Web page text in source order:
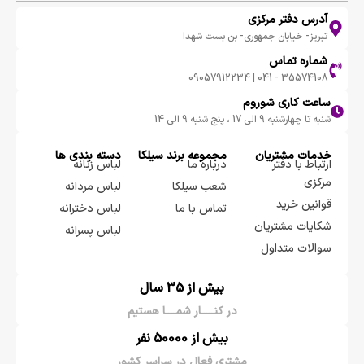
آدرس دفتر مرکزی
تبریز- خیابان جمهوری- بن بست شهدا
شماره تماس
35574108 - 041 | 09057912234
ساعت کاری شوروم
شنبه تا چهارشنبه 9 الی 17 ، پنج شنبه 9 الی 14
خدمات مشتریان
ارتباط با دفتر
مرکزی
قوانین خرید
شکایات مشتریان
سوالات متداول
مجموعه برند سيلكا
درباره ما
شعب سیلکا
تماس با ما
دسته بندی ها
لباس زنانه
لباس مردانه
لباس دخترانه
لباس پسرانه
بیش از 35 سال
در کنـــــار شمــــا هستیم
بیش از 50000 نفر